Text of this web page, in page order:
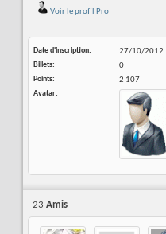
Voir le profil Pro
Date d'inscription
27/10/2012
Billets
0
Points
2 107
Avatar
23 Amis